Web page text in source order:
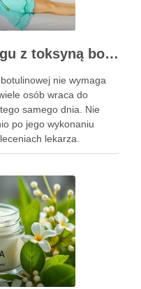
Czego unikać po zabiegu z toksyną botulinową?
nie wymaga
osób wraca do
samego dnia. Nie
po jego wykonaniu
lekarza.
znaczenie dla